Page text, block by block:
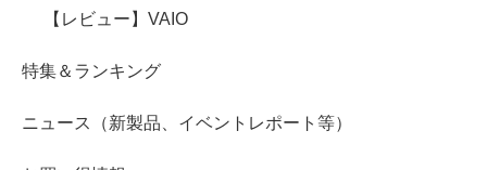
【レビュー】VAIO
特集＆ランキング
ニュース（新製品、イベントレポート等）